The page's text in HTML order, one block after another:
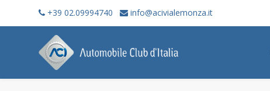
+39 02.09994740 info@acivialemonza.it